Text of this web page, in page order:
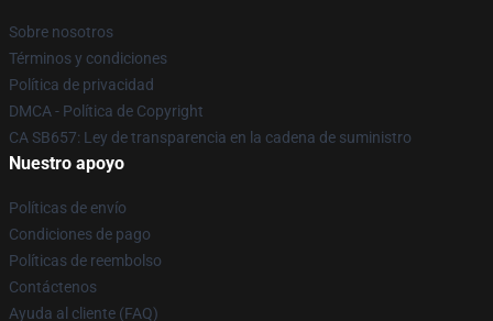
Sobre nosotros
Términos y condiciones
Política de privacidad
DMCA - Política de Copyright
CA SB657: Ley de transparencia en la cadena de suministro
Nuestro apoyo
Políticas de envío
Condiciones de pago
Políticas de reembolso
Contáctenos
Ayuda al cliente (FAQ)